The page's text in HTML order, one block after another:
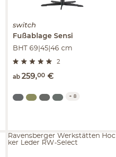
switch
Fußablage Sensi
BHT 69|45|46 cm
2
ab 259,00 €
+ 8
Ravensberger Werkstätten Hoc
ker Leder RW-Select